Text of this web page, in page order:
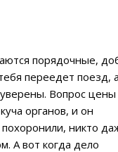
порядочные,
переедет поезд, а
уверены. Вопрос цены
органов, и он
похоронили, никто
А вот когда дело